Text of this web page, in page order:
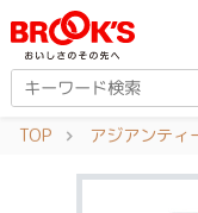
TOP アジアンティ